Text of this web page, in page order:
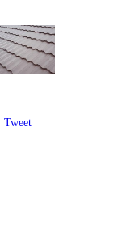
Tweet